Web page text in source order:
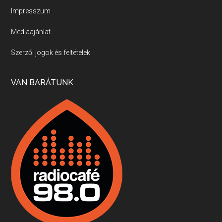
Villány, kékfrankos, Jackfall
Apr 17, 2026 • 00:35:38
Boston, teadélután, bab és homár
Apr 9, 2026 • 00:37:17
Fermentáljunk, a testünk meghálálja!
Apr 3, 2026 • 00:36:07
Impresszum
Médiaajánlat
Szerzői jogok és feltételek
VAN BARÁTUNK